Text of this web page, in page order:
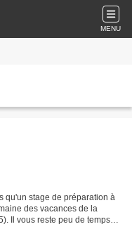
MENU
qu'un stage de préparation à
des vacances de la
Il vous reste peu de temps